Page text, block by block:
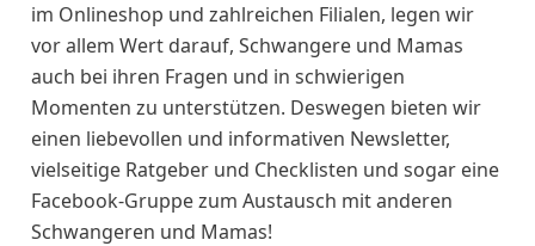
im Onlineshop und zahlreichen Filialen, legen wir
vor allem Wert darauf, Schwangere und Mamas
auch bei ihren Fragen und in schwierigen
Momenten zu unterstützen. Deswegen bieten wir
einen liebevollen und informativen Newsletter,
vielseitige Ratgeber und Checklisten und sogar eine
Facebook-Gruppe zum Austausch mit anderen
Schwangeren und Mamas!